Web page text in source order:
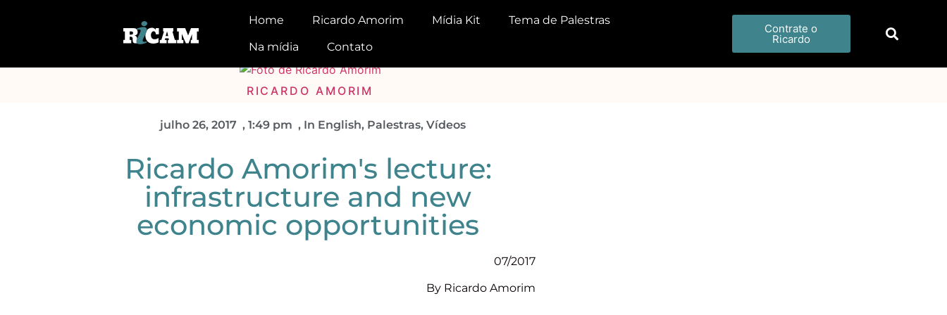
Home Ricardo Amorim Mídia Kit
Tema de Palestras
Na mídia
Contato
Contrate o
Ricardo
RICARDO AMORIM
julho 26, 2017 , 1:49 pm , In English, Palestras, Vídeos
Ricardo Amorim's lecture:
infrastructure and new
economic opportunities
07/2017
By Ricardo Amorim